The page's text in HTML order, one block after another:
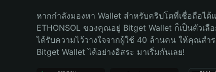
Bahasa Indonesiaหากกำลังมองหา Wallet สำหรับคริปโตที่เชื่อถือได้
ETHONSOL ของคุณอยู่ Bitget Wallet ก็เป็นตัวเ
ได้รับความไว้วางใจจากผู้ใช้ 40 ล้านคน ให้คุณสำ
Bitget Wallet ได้อย่างอิสระ มาเริ่มกันเลย!